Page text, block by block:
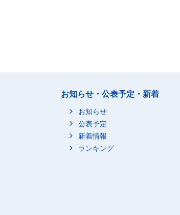
お知らせ・公表予定・新着
お知らせ
公表予定
新着情報
ランキング